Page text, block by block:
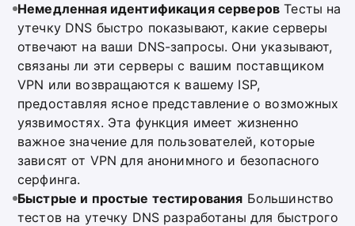
Немедленная идентификация серверов Тесты на
утечку DNS быстро показывают, какие серверы
отвечают на ваши DNS-запросы. Они указывают,
связаны ли эти серверы с вашим поставщиком
VPN или возвращаются к вашему ISP,
предоставляя ясное представление о возможных
уязвимостях. Эта функция имеет жизненно
важное значение для пользователей, которые
зависят от VPN для анонимного и безопасного
серфинга.
Быстрые и простые тестирования Большинство
тестов на утечку DNS разработаны для быстрого